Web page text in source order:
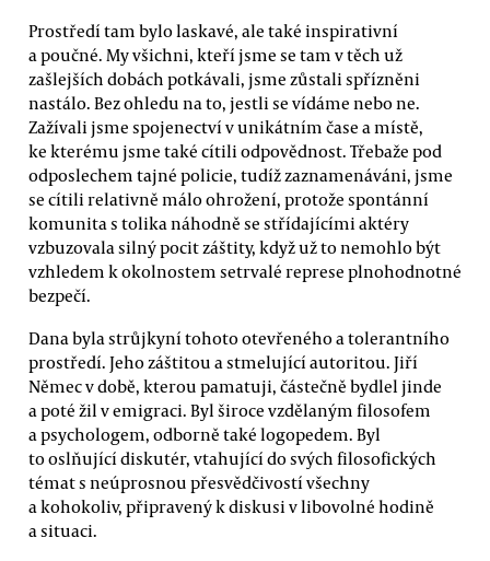
Prostředí tam bylo laskavé, ale také inspirativní
a poučné. My všichni, kteří jsme se tam v těch už
zašlejších dobách potkávali, jsme zůstali spřízněni
nastálo. Bez ohledu na to, jestli se vídáme nebo ne.
Zažívali jsme spojenectví v unikátním čase a místě,
ke kterému jsme také cítili odpovědnost. Třebaže pod
odposlechem tajné policie, tudíž zaznamenáváni, jsme
se cítili relativně málo ohrožení, protože spontánní
komunita s tolika náhodně se střídajícími aktéry
vzbuzovala silný pocit záštity, když už to nemohlo být
vzhledem k okolnostem setrvalé represe plnohodnotné
bezpečí.
Dana byla strůjkyní tohoto otevřeného a tolerantního
prostředí. Jeho záštitou a stmelující autoritou. Jiří
Němec v době, kterou pamatuji, částečně bydlel jinde
a poté žil v emigraci. Byl široce vzdělaným filosofem
a psychologem, odborně také logopedem. Byl
to oslňující diskutér, vtahující do svých filosofických
témat s neúprosnou přesvědčivostí všechny
a kohokoliv, připravený k diskusi v libovolné hodině
a situaci.